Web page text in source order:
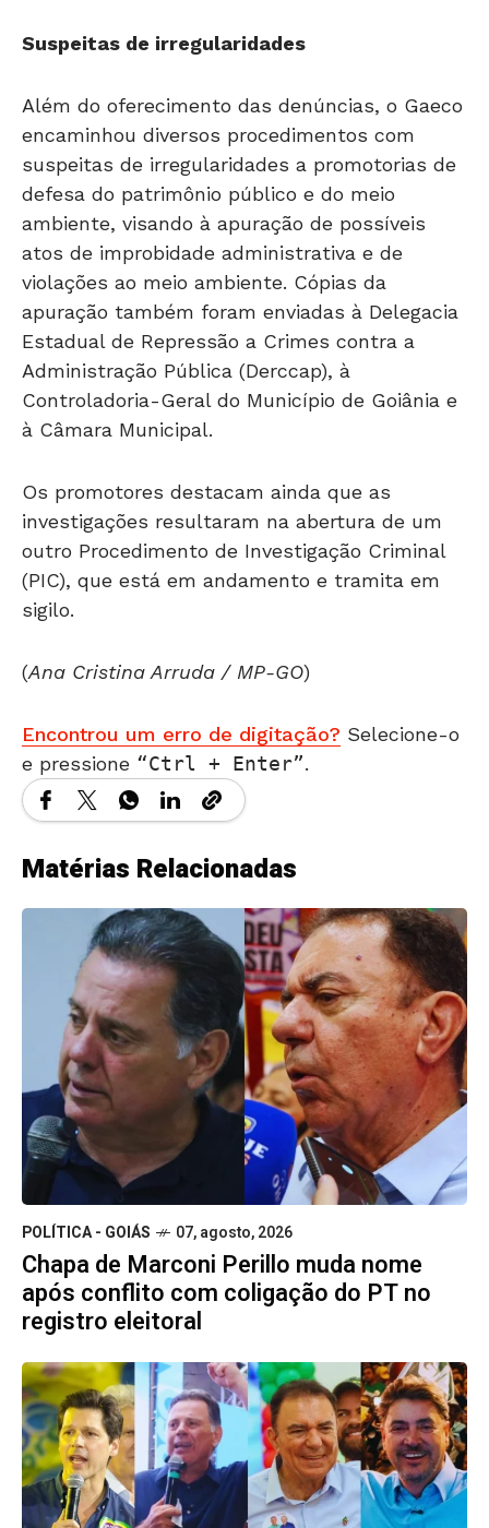
Suspeitas de irregularidades
Além do oferecimento das denúncias, o Gaeco
encaminhou diversos procedimentos com
suspeitas de irregularidades a promotorias de
defesa do patrimônio público e do meio
ambiente, visando à apuração de possíveis
atos de improbidade administrativa e de
violações ao meio ambiente. Cópias da
apuração também foram enviadas à Delegacia
Estadual de Repressão a Crimes contra a
Administração Pública (Derccap), à
Controladoria-Geral do Município de Goiânia e
à Câmara Municipal.
Os promotores destacam ainda que as
investigações resultaram na abertura de um
outro Procedimento de Investigação Criminal
(PIC), que está em andamento e tramita em
sigilo.
(Ana Cristina Arruda / MP-GO)
Encontrou um erro de digitação? Selecione-o
e pressione
Ctrl + Enter .
Matérias Relacionadas
POLÍTICA - GOIÁS 07, agosto, 2026
Chapa de Marconi Perillo muda nome
após conflito com coligação do PT no
registro eleitoral